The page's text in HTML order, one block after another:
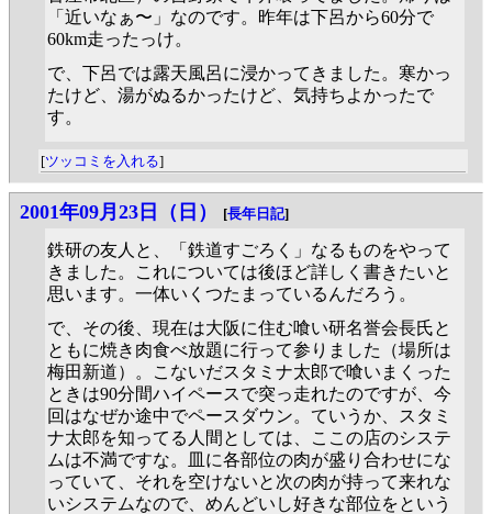
「近いなぁ〜」なのです。昨年は下呂から60分で
60km走ったっけ。
で、下呂では露天風呂に浸かってきました。寒かっ
たけど、湯がぬるかったけど、気持ちよかったで
す。
[ツッコミを入れる]
2001年09月23日（日） [長年日記]
鉄研の友人と、「鉄道すごろく」なるものをやって
きました。これについては後ほど詳しく書きたいと
思います。一体いくつたまっているんだろう。
で、その後、現在は大阪に住む喰い研名誉会長氏と
ともに焼き肉食べ放題に行って参りました（場所は
梅田新道）。こないだスタミナ太郎で喰いまくった
ときは90分間ハイペースで突っ走れたのですが、今
回はなぜか途中でペースダウン。ていうか、スタミ
ナ太郎を知ってる人間としては、ここの店のシステ
ムは不満ですな。皿に各部位の肉が盛り合わせにな
っていて、それを空けないと次の肉が持って来れな
いシステムなので、めんどいし好きな部位をという